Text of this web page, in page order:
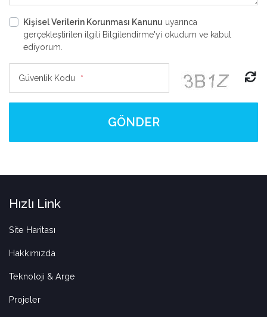
Kişisel Verilerin Korunması Kanunu uyarınca
gerçekleştirilen ilgili Bilgilendirme'yi okudum ve kabul
ediyorum.
Güvenlik Kodu *
GÖNDER
Hızlı Link
Site Haritası
Hakkımızda
Teknoloji & Arge
Projeler